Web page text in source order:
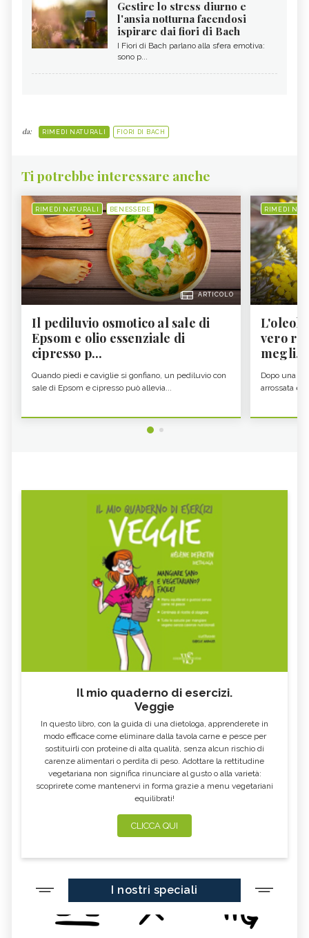
Gestire lo stress diurno e
l'ansia notturna facendosi
ispirare dai fiori di Bach
I Fiori di Bach parlano alla sfera emotiva:
sono p...
da: RIMEDI NATURALI FIORI DI BACH
Ti potrebbe interessare anche
RIMEDI NATURALI BENESSERE
ARTICOLO
Il pediluvio osmotico al sale di
Epsom e olio essenziale di
cipresso p...
Quando piedi e caviglie si gonfiano, un pediluvio con
sale di Epsom e cipresso può allevia...
RIMEDI
vero re
megli...
Dopo una
arrossata e
Il mio quaderno di esercizi.
Veggie
In questo libro, con la guida di una dietologa, apprenderete in
modo efficace come eliminare dalla tavola carne e pesce per
sostituirli con proteine di alta qualità, senza alcun rischio di
carenze alimentari o perdita di peso. Adottare la rettitudine
vegetariana non significa rinunciare al gusto o alla varietà:
scoprirete come mantenervi in forma grazie a menu vegetariani
equilibrati!
CLICCA QUI
I nostri speciali